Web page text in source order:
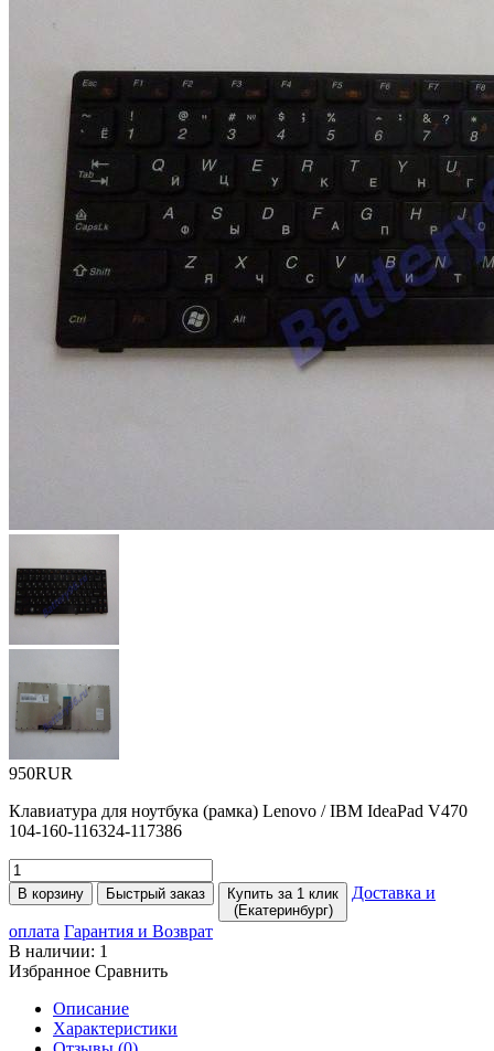
950RUR
Клавиатура для ноутбука (рамка) Lenovo / IBM IdeaPad V470
104-160-116324-117386
В корзину Быстрый заказ
Купить за 1 клик
(Екатеринбург)
Доставка и
оплата Гарантия и Возврат
В наличии: 1
Избранное Сравнить
Описание
Характеристики